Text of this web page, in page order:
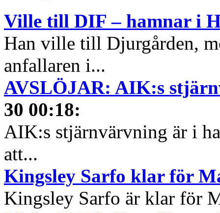
Ville till DIF – hamnar i
Han ville till Djurgården,
anfallaren i...
AVSLÖJAR: AIK:s
30 00:18:
AIK:s stjärnvärvning är i
att...
Kingsley Sarfo klar för
Kingsley Sarfo är klar för